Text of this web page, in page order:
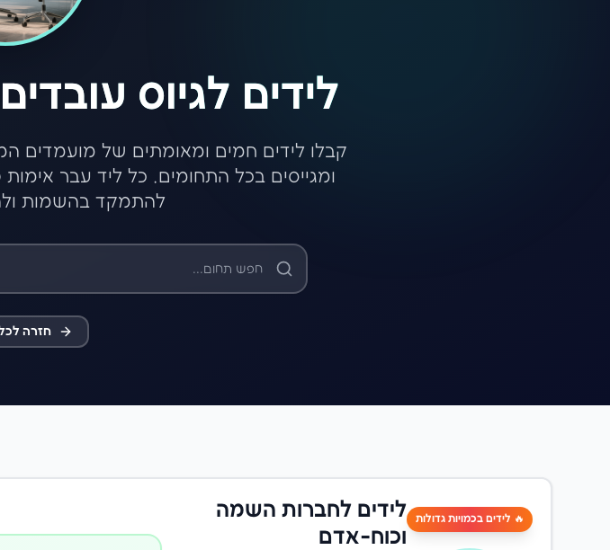
לידים לגיוס
קבלו לידים חמים ומאומתים של
ומגייסים בכל התחומים. כל ליד עבר
להתמקד בהשמות
חזרה
🔥 לידים בכמויות גדולות
לידים לחברות השמה
וכוח-אדם